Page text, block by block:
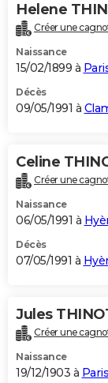
Helene
Créer une
Naissance
15/02/1899 à
Décès
09/05/1991 à
Celine
Créer une
Naissance
06/05/1991 à
Décès
07/05/1991 à
Jules
Créer une
Naissance
19/12/1903 à Paris